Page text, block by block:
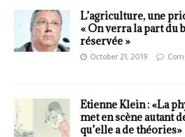
L’agriculture, une
« On verra la part du
réservée »
October 21, 2019
Etienne Klein : «La
met en scène autant
qu’elle a de théories»